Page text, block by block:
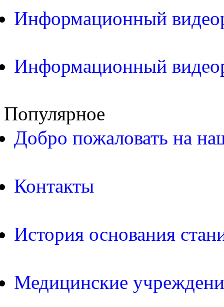
Информационный
Информационный
Популярное
Добро пожаловать на
Контакты
История основания
Медицинские